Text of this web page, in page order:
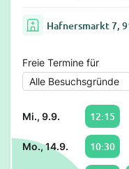
Hafnersmarkt 7,
Freie Termine für
Mi., 9.9. 12:15
Mo., 14.9. 10:30